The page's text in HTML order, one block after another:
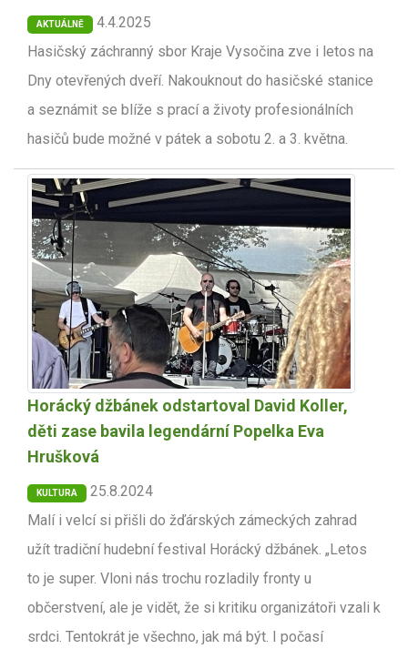
AKTUÁLNĚ
4.4.2025
Hasičský záchranný sbor Kraje Vysočina zve i letos na
Dny otevřených dveří. Nakouknout do hasičské stanice
a seznámit se blíže s prací a životy profesionálních
hasičů bude možné v pátek a sobotu 2. a 3. května.
Horácký džbánek odstartoval David Koller,
děti zase bavila legendární Popelka Eva
Hrušková
KULTURA
25.8.2024
Malí i velcí si přišli do žďárských zámeckých zahrad
užít tradiční hudební festival Horácký džbánek. „Letos
to je super. Vloni nás trochu rozladily fronty u
občerstvení, ale je vidět, že si kritiku organizátoři vzali k
srdci. Tentokrát je všechno, jak má být. I počasí